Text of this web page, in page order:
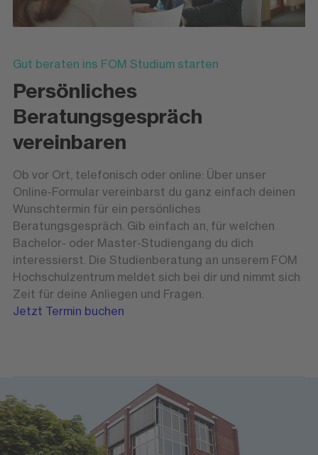
Gut beraten ins FOM Studium starten
Persönliches
Beratungsgespräch
vereinbaren
Ob vor Ort, telefonisch oder online: Über unser
Online-Formular vereinbarst du ganz einfach deinen
Wunschtermin für ein persönliches
Beratungsgespräch. Gib einfach an, für welchen
Bachelor- oder Master-Studiengang du dich
interessierst. Die Studienberatung an unserem FOM
Hochschulzentrum meldet sich bei dir und nimmt sich
Zeit für deine Anliegen und Fragen.
Jetzt Termin buchen